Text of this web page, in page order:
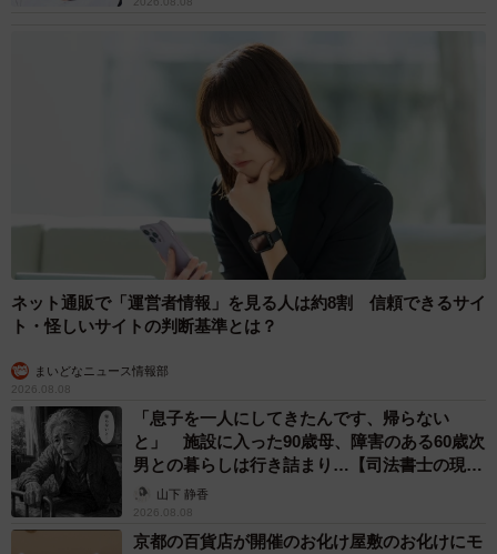
最高の接客を提供する猫たち（株式会社いちごいち会提供）
◇ ◇
SNSでは「喜んでお席をお譲りします！」「私が椅子にな
ります！」「むしろご褒美」などの反響が集まった。
ネット通販で「運営者情報」を見る人は約8割 信頼できるサイ
ト・怪しいサイトの判断基準とは？
まいどなニュース情報部
2026.08.08
「息子を一人にしてきたんです、帰らない
と」 施設に入った90歳母、障害のある60歳次
男との暮らしは行き詰まり…【司法書士の現場
から】山下 静香
2026.08.08
京都の百貨店が開催のお化け屋敷のお化けにモ